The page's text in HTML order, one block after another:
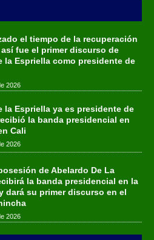
el tiempo de la recuperación
fue el primer discurso de
la Espriella como presidente de
2026
la Espriella ya es presidente de
la banda presidencial en
Cali
2026
de Abelardo De La
la banda presidencial en la
dará su primer discurso en el
2026